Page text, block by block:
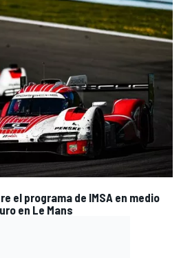
el programa de IMSA en medio
en Le Mans